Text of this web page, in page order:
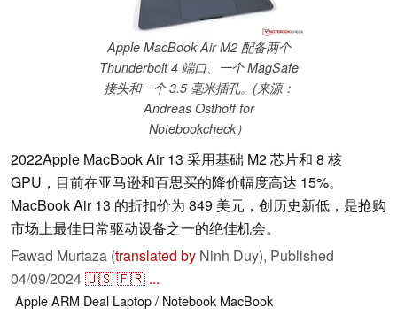
Apple MacBook Air M2 配备两个
Thunderbolt 4 端口、一个 MagSafe
接头和一个 3.5 毫米插孔。(来源：
Andreas Osthoff for
Notebookcheck）
2022Apple MacBook Air 13 采用基础 M2 芯片和 8 核
GPU，目前在亚马逊和百思买的降价幅度高达 15%。
MacBook Air 13 的折扣价为 849 美元，创历史新低，是抢购
市场上最佳日常驱动设备之一的绝佳机会。
Fawad Murtaza (translated by Ninh Duy), Published
04/09/2024🇺🇸🇫🇷 ...
AppleARM Deal Laptop / Notebook MacBook